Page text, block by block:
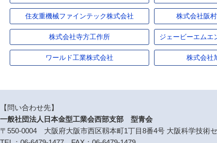
住友重機械ファインテック株式会社 株式会社阪
株式会社寺方工作所 ジェービーエムエ
ワールド工業株式会社 株式会社
【問い合わせ先】
一般社団法人日本金型工業会西部支部 型青会
〒550-0004 大阪府大阪市西区靱本町1丁目8番4号 大阪科学技術